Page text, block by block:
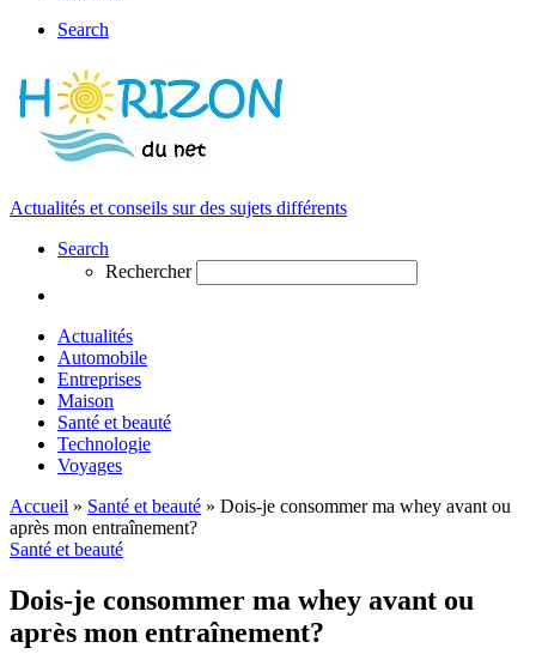
Search
Actualités et conseils sur des sujets différents
Search
Rechercher
Actualités
Automobile
Entreprises
Maison
Santé et beauté
Technologie
Voyages
Accueil » Santé et beauté » Dois-je consommer ma whey avant ou
après mon entraînement?
Santé et beauté
Dois-je consommer ma whey avant ou
après mon entraînement?